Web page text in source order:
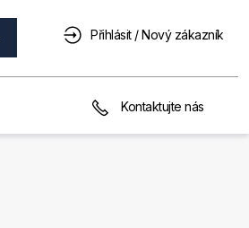
Přihlásit / Nový zákazník
Kontaktujte nás